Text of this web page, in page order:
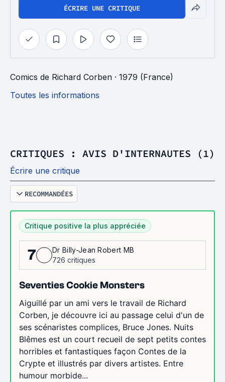
ÉCRIRE UNE CRITIQUE
Comics de Richard Corben · 1979 (France)
Toutes les informations
CRITIQUES : AVIS D'INTERNAUTES (1)
Écrire une critique
RECOMMANDÉES
Critique positive la plus appréciée
7
Dr Billy-Jean Robert MB
726 critiques
Seventies Cookie Monsters
Aiguillé par un ami vers le travail de Richard
Corben, je découvre ici au passage celui d'un de
ses scénaristes complices, Bruce Jones. Nuits
Blêmes est un court recueil de sept petits contes
horribles et fantastiques façon Contes de la
Crypte et illustrés par divers artistes. Entre
humour morbide...